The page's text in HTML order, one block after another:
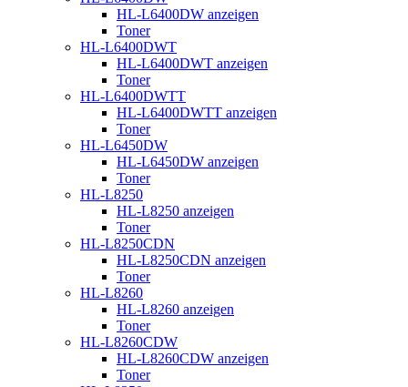
HL-L6400DW anzeigen
Toner
HL-L6400DWT
HL-L6400DWT anzeigen
Toner
HL-L6400DWTT
HL-L6400DWTT anzeigen
Toner
HL-L6450DW
HL-L6450DW anzeigen
Toner
HL-L8250
HL-L8250 anzeigen
Toner
HL-L8250CDN
HL-L8250CDN anzeigen
Toner
HL-L8260
HL-L8260 anzeigen
Toner
HL-L8260CDW
HL-L8260CDW anzeigen
Toner